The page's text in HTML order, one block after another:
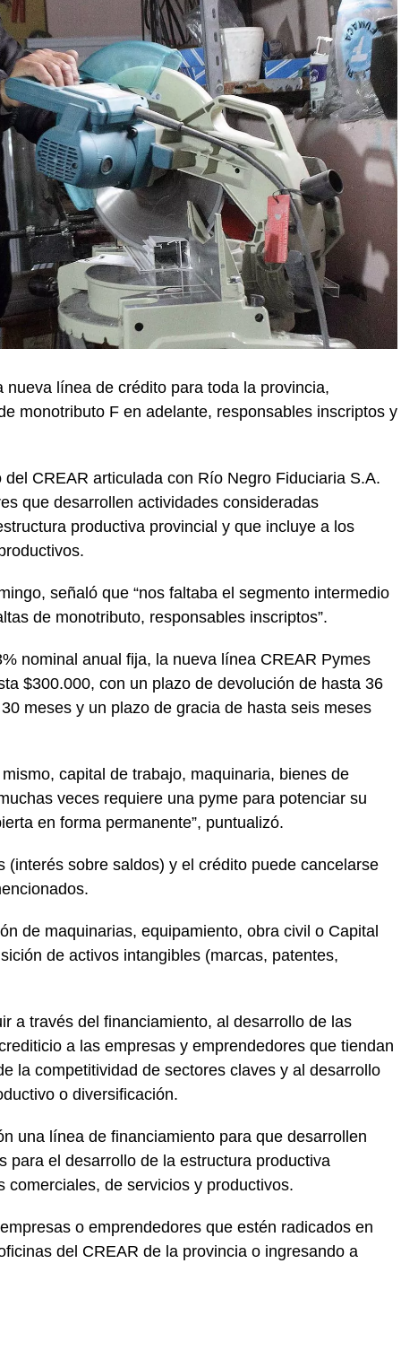
línea de crédito para toda la provincia,
monotributo F en adelante, responsables inscriptos y
CREAR articulada con Río Negro Fiduciaria S.A.
que desarrollen actividades consideradas
productiva provincial y que incluye a los
señaló que “nos faltaba el segmento intermedio
de monotributo, responsables inscriptos”.
nominal anual fija, la nueva línea CREAR Pymes
$300.000, con un plazo de devolución de hasta 36
meses y un plazo de gracia de hasta seis meses
capital de trabajo, maquinaria, bienes de
veces requiere una pyme para potenciar su
en forma permanente”, puntualizó.
(interés sobre saldos) y el crédito puede cancelarse
de maquinarias, equipamiento, obra civil o Capital
de activos intangibles (marcas, patentes,
a través del financiamiento, al desarrollo de las
a las empresas y emprendedores que tiendan
la competitividad de sectores claves y al desarrollo
o diversificación.
una línea de financiamiento para que desarrollen
para el desarrollo de la estructura productiva
de servicios y productivos.
o emprendedores que estén radicados en
del CREAR de la provincia o ingresando a